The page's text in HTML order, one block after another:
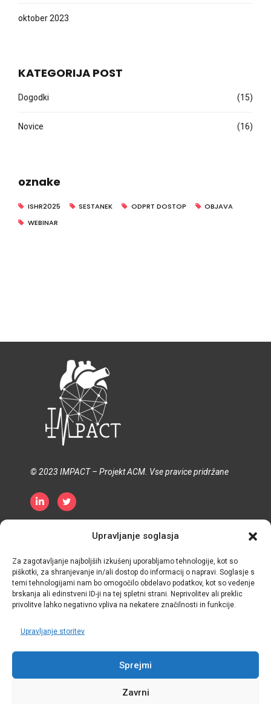
Upravljanje soglasja
Za zagotavljanje najboljših izkušenj uporabljamo tehnologije, kot so
piškotki, za shranjevanje in/ali dostop do informacij o napravi. Soglasje s
temi tehnologijami nam bo omogočilo obdelavo podatkov, kot so vedenje
brskanja ali edinstveni ID-ji na tej spletni strani. Neprivolitev ali preklic
privolitve lahko negativno vpliva na nekatere značilnosti in funkcije.
Upravljanje storitev
Sprejmi
Zavrni
oktober 2023
KATEGORIJA POST
Dogodki (15)
Novice (16)
oznake
ISHR2025 SESTANEK ODPRT DOSTOP
OBJAVA
WEBINAR
© 2023 IMPACT – Projekt ACM. Vse pravice pridržane
Pogoji in določila